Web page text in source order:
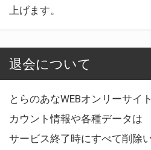
上げます。
退会について
とらのあなWEBオンリーサイ
カウント情報や各種データは
サービス終了時にすべて削除